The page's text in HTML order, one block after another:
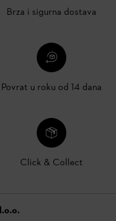
Brza i sigurna dostava
Povrat u roku od 14 dana
Click & Collect